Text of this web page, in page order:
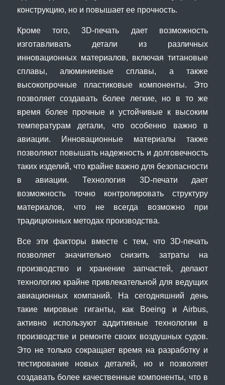
конструкцию, но и повышает ее прочность.
Кроме того, 3D-печать дает возможность
изготавливать детали из различных
инновационных материалов, включая титановые
сплавы, алюминиевые сплавы, а также
высокопрочные пластиковые компоненты. Это
позволяет создавать более легкие, но в то же
время более прочные и устойчивые к высоким
температурам детали, что особенно важно в
авиации. Инновационные материалы также
позволяют повышать надежность и долговечность
таких изделий, что крайне важно для безопасности
в авиации. Технология 3D-печати дает
возможность точно контролировать структуру
материалов, что не всегда возможно при
традиционных методах производства.
Все эти факторы вместе с тем, что 3D-печать
позволяет значительно снизить затраты на
производство и хранение запчастей, делают
технологию крайне привлекательной для ведущих
авиационных компаний. На сегодняшний день
такие мировые гиганты, как Boeing и Airbus,
активно используют аддитивные технологии в
производстве и ремонте своих воздушных судов.
Это не только сокращает время на разработку и
тестирование новых деталей, но и позволяет
создавать более качественные компоненты, что в